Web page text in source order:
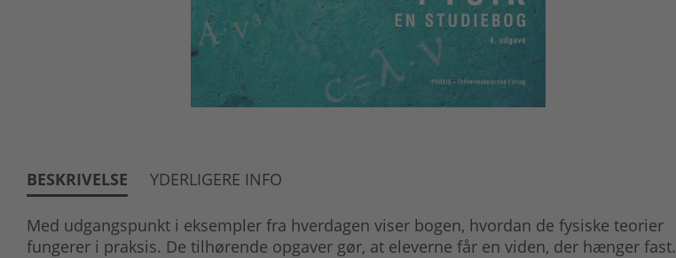
BESKRIVELSE YDERLIGERE INFO
Med udgangspunkt i eksempler fra hverdagen viser bogen, hvordan de fysiske teorier
fungerer i praksis. De tilhørende opgaver gør, at eleverne får en viden, der hænger fast.